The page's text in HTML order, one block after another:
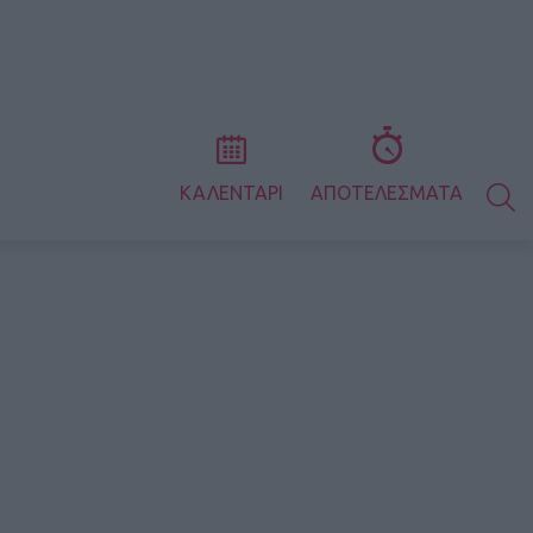
ΚΑΛΕΝΤΑΡΙ ΑΠΟΤΕΛΕΣΜΑΤΑ